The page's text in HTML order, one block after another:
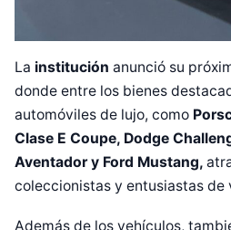
La institución anunció su
donde entre los bienes
automóviles de lujo, como
Clase E Coupe, Dodge
Aventador y Ford Mustang,
coleccionistas y entusiastas de
Además de los vehículos,